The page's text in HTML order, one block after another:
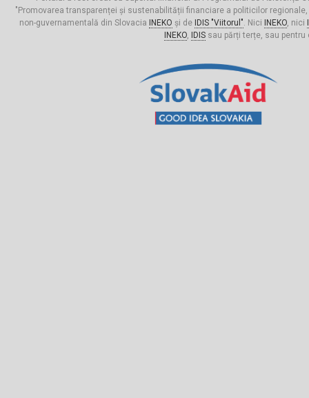
"Promovarea transparenței și sustenabilității financiare a politicilor
non-guvernamentală din Slovacia
INEKO și de IDIS "Viitorul". Nici INEKO, nici
INEKO, IDISsau părți terțe, sau pentru